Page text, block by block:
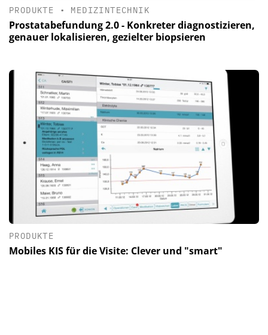
PRODUKTE • MEDIZINTECHNIK
Prostatabefundung 2.0 - Konkreter diagnostizieren,
genauer lokalisieren, gezielter biopsieren
PRODUKTE
Mobiles KIS für die Visite: Clever und "smart"